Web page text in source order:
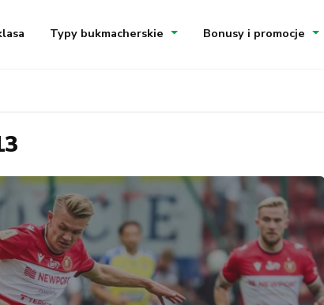
Typy bukmacherskie Bonusy i promocje